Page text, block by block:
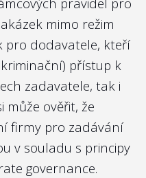
zveřejněna na
nebo
o firmy 100%
o osobní údaje
toto považujeme za
sektoru, 2. v
zákonemzveřejňuje
nominace ve
i právě
kandidátů.
mimo režim
pro dodavatele, kteří
přístup k
zadavatele, tak i
může ověřit, že
firmy pro zadávání
v souladu s principy
governance.